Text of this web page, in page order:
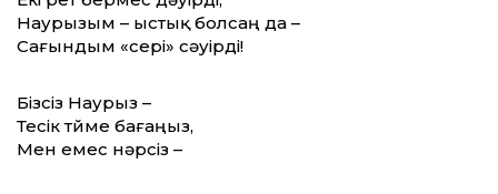
Наурызым – ыстық болсаң да –
Сағындым «сері» сәуірді!
Бізсіз Наурыз –
Тесік түйме бағаңыз,
Мен емес нәрсіз –